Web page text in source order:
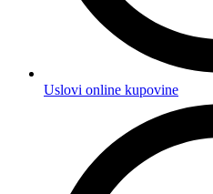
Uslovi online kupovine